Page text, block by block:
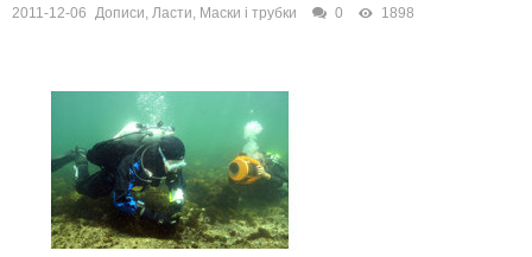
2011-12-06 Дописи, Ласти, Маски і трубки 0 1898